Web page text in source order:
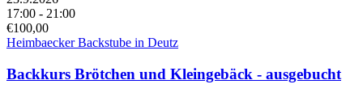
17:00 - 21:00
€100,00
Heimbaecker Backstube in Deutz
Backkurs Brötchen und Kleingebäck - ausgebucht